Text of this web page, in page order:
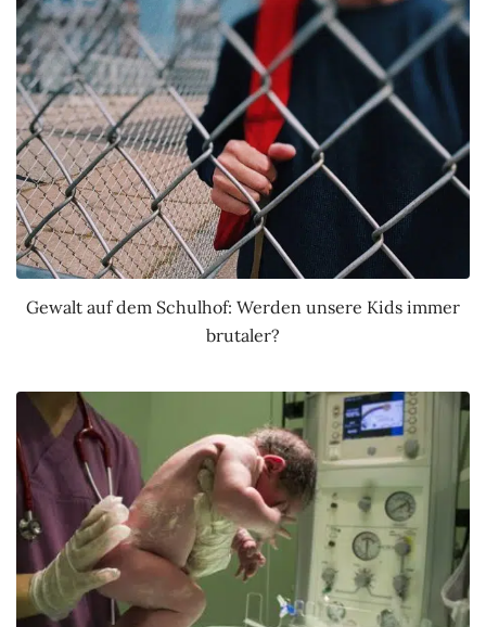
Gewalt auf dem Schulhof: Werden unsere Kids immer
brutaler?